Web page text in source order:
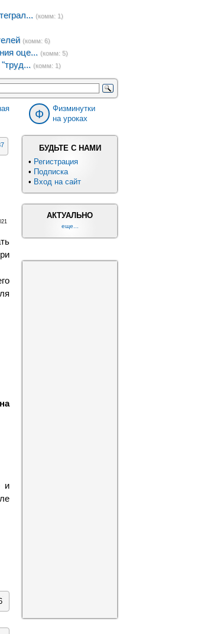
(комм: 1)
(комм: 6)
оце... (комм: 5)
(комм: 1)
Ф
Физминутки
на уроках
и
БУДЬТЕ С НАМИ
• Регистрация
• Подписка
• Вход на сайт
АКТУАЛЬНО
еще...